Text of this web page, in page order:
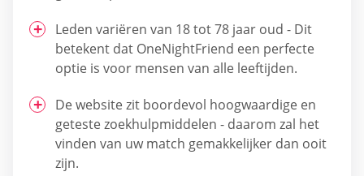
Leden variëren van 18 tot 78 jaar oud - Dit
betekent dat OneNightFriend een perfecte
optie is voor mensen van alle leeftijden.
De website zit boordevol hoogwaardige en
geteste zoekhulpmiddelen - daarom zal het
vinden van uw match gemakkelijker dan ooit
zijn.